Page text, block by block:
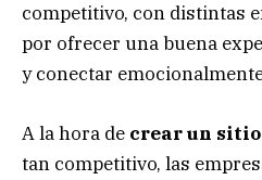
competitivo, con distintas
por ofrecer una buena
y conectar
A la hora de crear un sitio
tan competitivo, las